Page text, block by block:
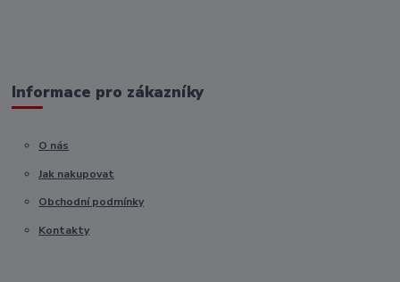
Informace pro zákazníky
O nás
Jak nakupovat
Obchodní podmínky
Kontakty